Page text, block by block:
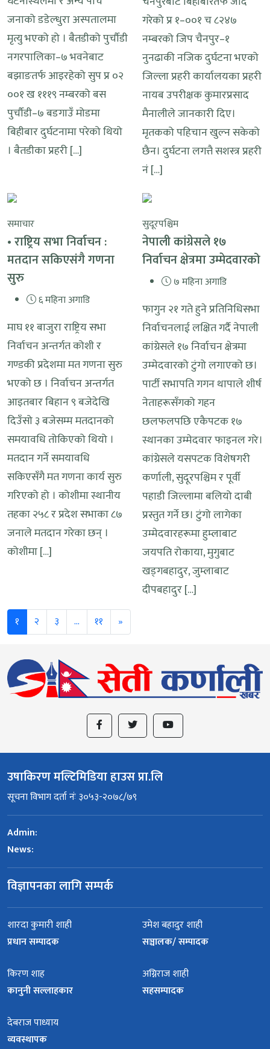
जनाको डडेल्धुरा अस्पतालमा
मृत्यु भएको हो । बैतडीको पुर्चौडी
नगरपालिका–७ भवनेबाट
बझाङतर्फ आइरहेको सुप प्र ०२
००१ ख १११९ नम्बरको बस
पुर्चौडी–७ बडगाउँ मोडमा
बिहीबार दुर्घटनामा परेको थियो
। बैतडीका प्रहरी […]
गरेको प्र १–००१ च ८२४७
नम्बरको जिप चैनपुर–१
नुनढाकी नजिक दुर्घटना भएको
जिल्ला प्रहरी कार्यालयका प्रहरी
नायब उपरीक्षक कुमारप्रसाद
मैनालीले जानकारी दिए।
मृतकको पहिचान खुल्न सकेको
छैन। दुर्घटना लगत्तै सशस्त्र प्रहरी
नं […]
समाचार
• राष्ट्रिय सभा निर्वाचन :
मतदान सकिएसंगै गणना
सुरु
६ महिना अगाडि
माघ ११ बाजुरा राष्ट्रिय सभा
निर्वाचन अन्तर्गत कोशी र
गण्डकी प्रदेशमा मत गणना सुरु
भएको छ । निर्वाचन अन्तर्गत
आइतबार बिहान ९ बजेदेखि
दिउँसो ३ बजेसम्म मतदानको
समयावधि तोकिएको थियो ।
मतदान गर्ने समयावधि
सकिएसँगै मत गणना कार्य सुरु
गरिएको हो । कोशीमा स्थानीय
तहका २५८ र प्रदेश सभाका ८७
जनाले मतदान गरेका छन् ।
कोशीमा […]
सुदूरपश्चिम
नेपाली कांग्रेसले १७
निर्वाचन क्षेत्रमा उम्मेदवारको
७ महिना अगाडि
फागुन २१ गते हुने प्रतिनिधिसभा
निर्वाचनलाई लक्षित गर्दै नेपाली
कांग्रेसले १७ निर्वाचन क्षेत्रमा
उम्मेदवारको टुंगो लगाएको छ।
पार्टी सभापति गगन थापाले शीर्ष
नेताहरूसँगको गहन
छलफलपछि एकैपटक १७
स्थानका उम्मेदवार फाइनल गरे।
कांग्रेसले यसपटक विशेषगरी
कर्णाली, सुदूरपश्चिम र पूर्वी
पहाडी जिल्लामा बलियो दाबी
प्रस्तुत गर्ने छ। टुंगो लागेका
उम्मेदवारहरूमा हुम्लाबाट
जयपति रोकाया, मुगुबाट
खड्गबहादुर, जुम्लाबाट
दीपबहादुर […]
१ २ ३ … ११ »
उषाकिरण मल्टिमिडिया हाउस प्रा.लि
सूचना विभाग दर्ता नंः ३०५३-२०७८/७९
Admin:
News:
विज्ञापनका लागि सम्पर्क
शारदा कुमारी शाही
प्रधान सम्पादक
उमेश बहादुर शाही
सञ्चालक/ सम्पादक
किरण शाह
कानुनी सल्लाहकार
अग्निराज शाही
सहसम्पादक
देबराज पाध्याय
व्यवस्थापक